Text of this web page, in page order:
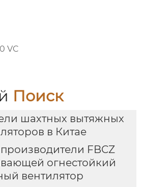
VC
Поиск
шахтных вытяжных
в Китае
FBCZ
огнестойкий
вентилятор